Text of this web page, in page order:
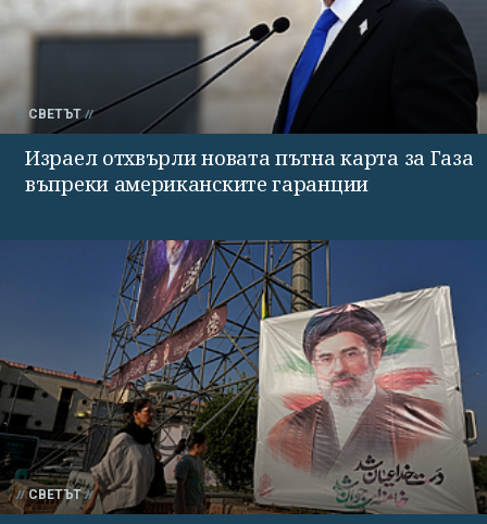
СВЕТЪТ
Израел отхвърли новата пътна карта за Газа
въпреки американските гаранции
СВЕТЪТ